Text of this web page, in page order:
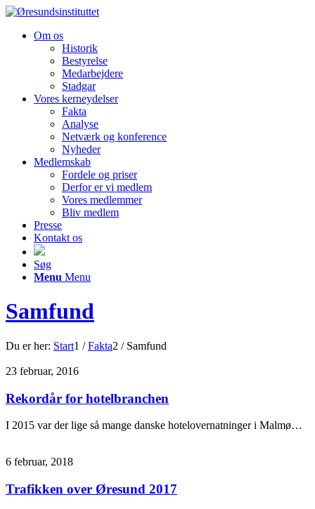
Om os
Historik
Bestyrelse
Medarbejdere
Stadgar
Vores kerneydelser
Fakta
Analyse
Netværk og konference
Nyheder
Medlemskab
Fordele og priser
Derfor er vi medlem
Vores medlemmer
Bliv medlem
Presse
Kontakt os
Søg
Menu Menu
Samfund
Du er her: Start1 / Fakta2 / Samfund
23 februar, 2016
Rekordår for hotelbranchen
I 2015 var der lige så mange danske hotelovernatninger i Malmø…
6 februar, 2018
Trafikken over Øresund 2017